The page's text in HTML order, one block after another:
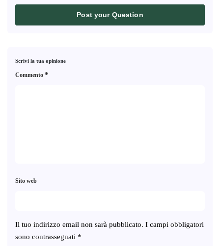
Post your Question
Scrivi la tua opinione
Il tuo indirizzo email non sarà pubblicato. I campi obbligatori
sono contrassegnati *
Commento *
Sito web